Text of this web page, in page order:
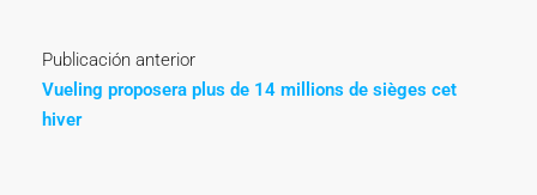
Publicación anterior
Vueling proposera plus de 14 millions de sièges cet
hiver